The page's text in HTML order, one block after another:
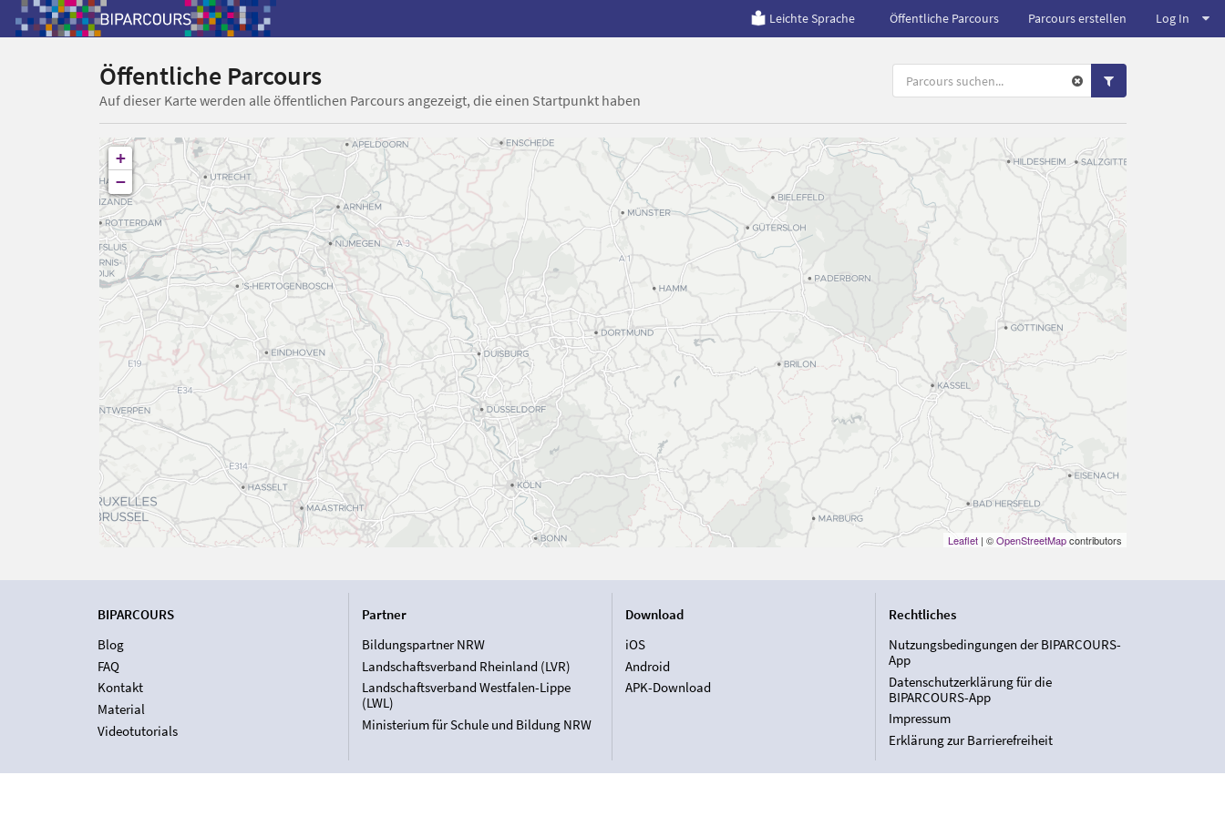
Leichte Sprache Öffentliche Parcours Parcours erstellen Log In
Öffentliche Parcours
Auf dieser Karte werden alle öffentlichen Parcours angezeigt, die einen Startpunkt haben
+
−
Leaflet| ©OpenStreetMapcontributors
BIPARCOURS
Blog
FAQ
Kontakt
Material
Videotutorials
Partner
Bildungspartner NRW
Landschaftsverband Rheinland (LVR)
Landschaftsverband Westfalen-Lippe
(LWL)
Ministerium für Schule und Bildung NRW
Download
iOS
Android
APK-Download
Rechtliches
Nutzungsbedingungen der BIPARCOURS-
App
Datenschutzerklärung für die
BIPARCOURS-App
Impressum
Erklärung zur Barrierefreiheit